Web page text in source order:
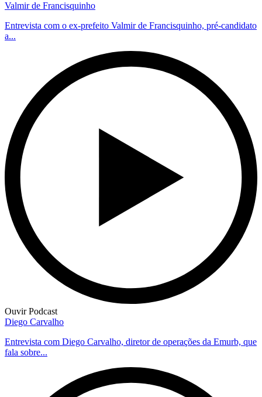
Valmir de Francisquinho
Entrevista com o ex-prefeito Valmir de Francisquinho, pré-candidato
a...
Ouvir Podcast
Diego Carvalho
Entrevista com Diego Carvalho, diretor de operações da Emurb, que
fala sobre...